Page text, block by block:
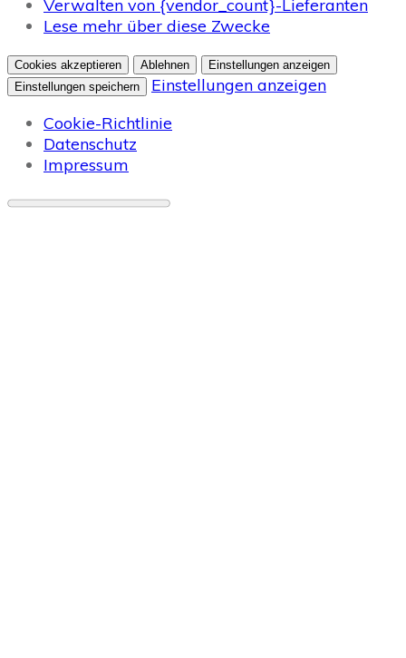
Verwalten von {vendor_count}-Lieferanten
Lese mehr über diese Zwecke
Cookies akzeptieren Ablehnen
Einstellungen anzeigen
Einstellungen speichern
Einstellungen anzeigen
Cookie-Richtlinie
Datenschutz
Impressum